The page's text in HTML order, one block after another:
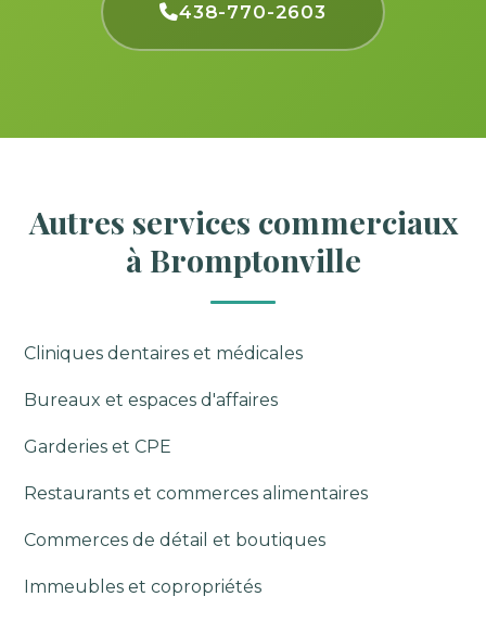
438-770-2603
Autres services commerciaux
à Bromptonville
Cliniques dentaires et médicales
Bureaux et espaces d'affaires
Garderies et CPE
Restaurants et commerces alimentaires
Commerces de détail et boutiques
Immeubles et copropriétés